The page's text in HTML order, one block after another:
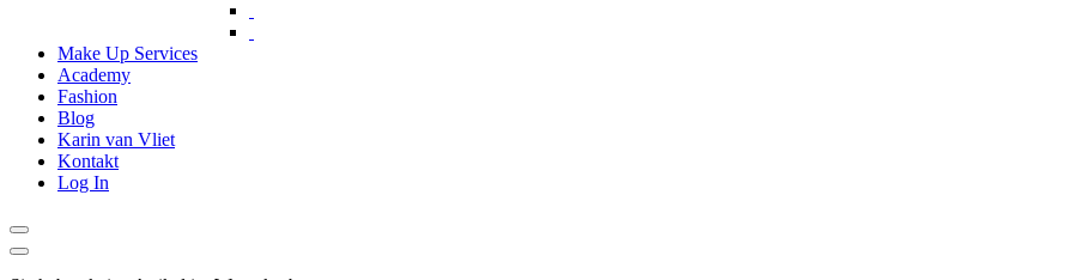
Make Up Services
Academy
Fashion
Blog
Karin van Vliet
Kontakt
Log In